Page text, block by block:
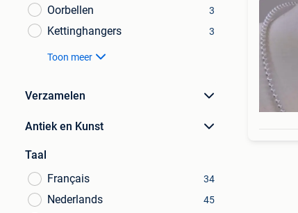
Oorbellen 3
Kettinghangers 3
Toon meer
Verzamelen
Antiek en Kunst
Taal
Français
34
Nederlands 45